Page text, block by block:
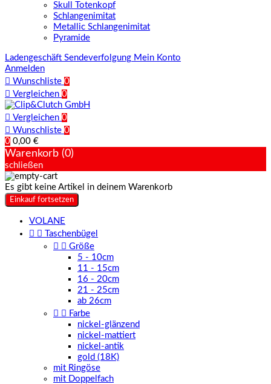
Skull Totenkopf
Schlangenimitat
Metallic Schlangenimitat
Pyramide
Ladengeschäft Sendeverfolgung Mein Konto
Anmelden
 Wunschliste 0
 Vergleichen 0
 Vergleichen 0
 Wunschliste 0
0 0,00 €
Warenkorb (0)
schließen
Es gibt keine Artikel in deinem Warenkorb
Einkauf fortsetzen
VOLANE
 
Taschenbügel
  Größe
5 - 10cm
11 - 15cm
16 - 20cm
21 - 25cm
ab 26cm
  Farbe
nickel-glänzend
nickel-mattiert
nickel-antik
gold (18K)
mit Ringöse
mit Doppelfach